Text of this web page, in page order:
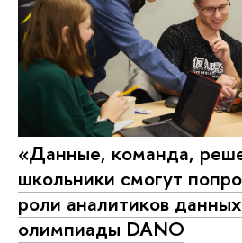
«Данные, команда,
школьники смогут
роли аналитиков
олимпиады DANO